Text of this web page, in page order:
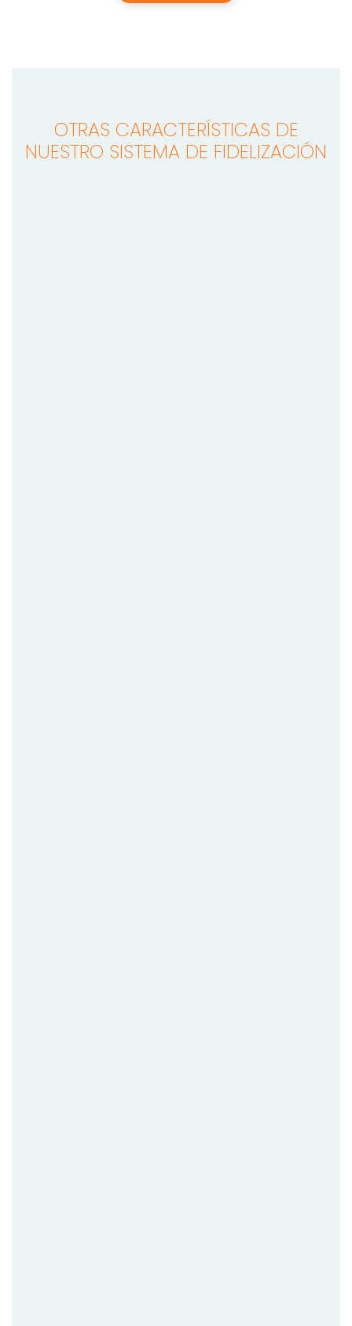
OTRAS CARACTERÍSTICAS DE
NUESTRO SISTEMA DE FIDELIZACIÓN